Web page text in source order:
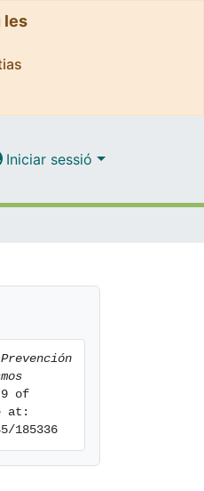
les
Iniciar sessió
Prevención
of
at:
185336